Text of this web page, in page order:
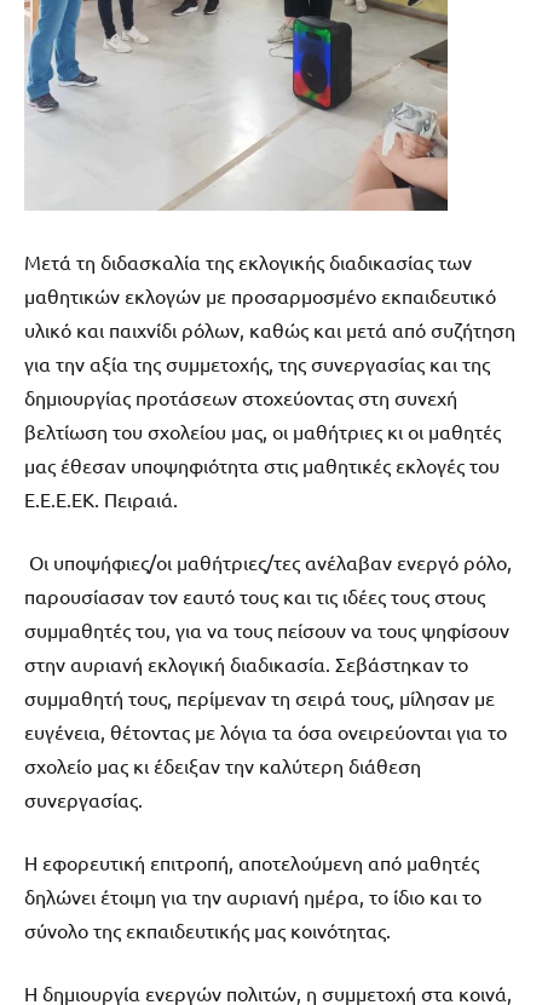
Μετά τη διδασκαλία της εκλογικής διαδικασίας των
μαθητικών εκλογών με προσαρμοσμένο εκπαιδευτικό
υλικό και παιχνίδι ρόλων, καθώς και μετά από συζήτηση
για την αξία της συμμετοχής, της συνεργασίας και της
δημιουργίας προτάσεων στοχεύοντας στη συνεχή
βελτίωση του σχολείου μας, οι μαθήτριες κι οι μαθητές
μας έθεσαν υποψηφιότητα στις μαθητικές εκλογές του
Ε.Ε.Ε.ΕΚ. Πειραιά.
Οι υποψήφιες/οι μαθήτριες/τες ανέλαβαν ενεργό ρόλο,
παρουσίασαν τον εαυτό τους και τις ιδέες τους στους
συμμαθητές του, για να τους πείσουν να τους ψηφίσουν
στην αυριανή εκλογική διαδικασία. Σεβάστηκαν το
συμμαθητή τους, περίμεναν τη σειρά τους, μίλησαν με
ευγένεια, θέτοντας με λόγια τα όσα ονειρεύονται για το
σχολείο μας κι έδειξαν την καλύτερη διάθεση
συνεργασίας.
Η εφορευτική επιτροπή, αποτελούμενη από μαθητές
δηλώνει έτοιμη για την αυριανή ημέρα, το ίδιο και το
σύνολο της εκπαιδευτικής μας κοινότητας.
Η δημιουργία ενεργών πολιτών, η συμμετοχή στα κοινά,